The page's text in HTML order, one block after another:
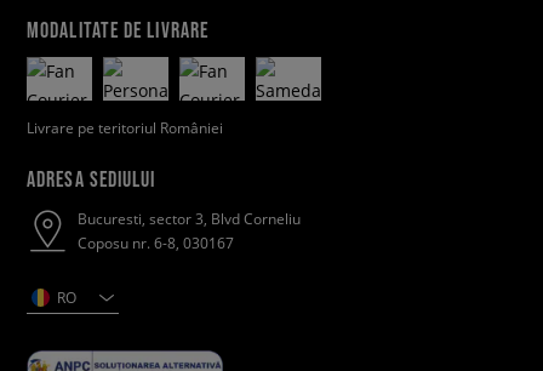
MODALITATE DE LIVRARE
Livrare pe teritoriul României
ADRESA SEDIULUI
Bucuresti, sector 3, Blvd Corneliu
Coposu nr. 6-8, 030167
RO